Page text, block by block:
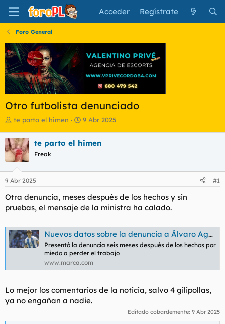
Acceder Regístrate
Foro General
Otro futbolista denunciado
I
i
c
i
a
d
o
d
e
t
e
m
te parto el himen
F
h
e
i
c
o
9 Abr 2025
te parto el himen
Freak
9 Abr 2025 #1
Otra denuncia, meses después de los hechos y sin
pruebas, el mensaje de la ministra ha calado.
Nuevos datos sobre la denuncia a Álvaro Aguado: la mujer declaró que había sido violada en los lavabos
Presentó la denuncia seis meses después de los hechos por
miedo a perder el trabajo
www.marca.com
Lo mejor los comentarios de la noticia, salvo 4 gilipollas,
ya no engañan a nadie.
Editado cobardemente: 9 Abr 2025